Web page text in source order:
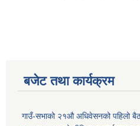
बजेट तथा कार्यक्रम
गाउँ-सभाको २१औ अधिवेसनको पहिलो